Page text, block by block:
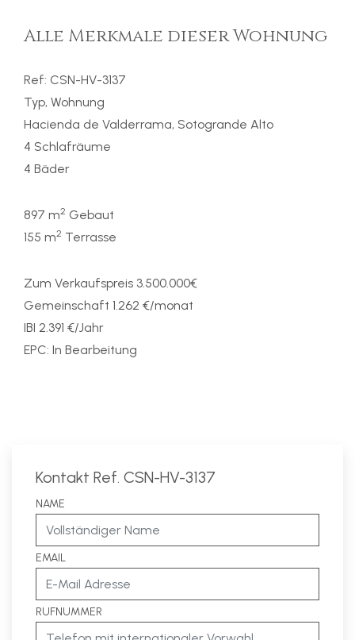
Alle Merkmale dieser Wohnung
Ref: CSN-HV-3137
Typ, Wohnung
Hacienda de Valderrama, Sotogrande Alto
4 Schlafräume
4 Bäder
897 m2 Gebaut
155 m2 Terrasse
Zum Verkaufspreis 3.500.000€
Gemeinschaft 1.262 €/monat
IBI 2.391 €/Jahr
EPC: In Bearbeitung
Kontakt Ref. CSN-HV-3137
NAME
EMAIL
RUFNUMMER